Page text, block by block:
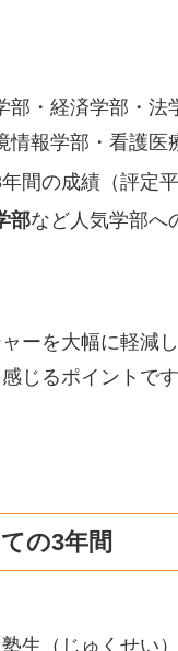
部・経済学部・法
情報学部・看護医
間の成績（評定
部など人気学部へ
ーを大幅に軽減
じるポイントです
の3年間
生（じゅくせい